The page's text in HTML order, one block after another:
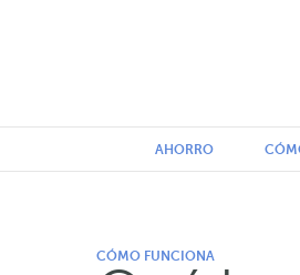
AHORRO
CÓMO FUNCIONA